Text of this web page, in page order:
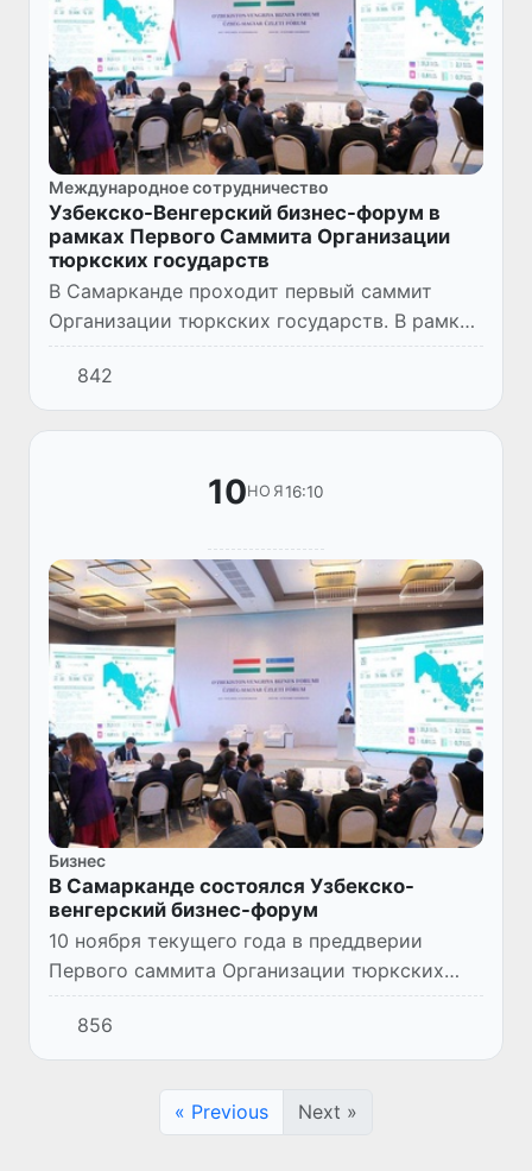
Международное сотрудничество
Узбекско-Венгерский бизнес-форум в
рамках Первого Саммита Организации
тюркских государств
В Самарканде проходит первый саммит
Организации тюркских государств. В рамках
этого важного международного события
организован ряд мероприятий.
842
10НОЯ16:10
Бизнес
В Самарканде состоялся Узбекско-
венгерский бизнес-форум
10 ноября текущего года в преддверии
Первого саммита Организации тюркских
государств в г. Самарканде состоялся
Узбекско-венгерский бизнес-форум.
856
« Previous Next »